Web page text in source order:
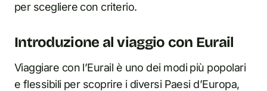
per scegliere con criterio.
Introduzione al viaggio con Eurail
Viaggiare con l’Eurail è uno dei modi più popolari
e flessibili per scoprire i diversi Paesi d’Europa,